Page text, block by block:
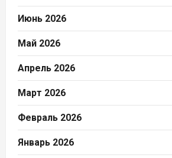
Июнь 2026
Май 2026
Апрель 2026
Март 2026
Февраль 2026
Январь 2026